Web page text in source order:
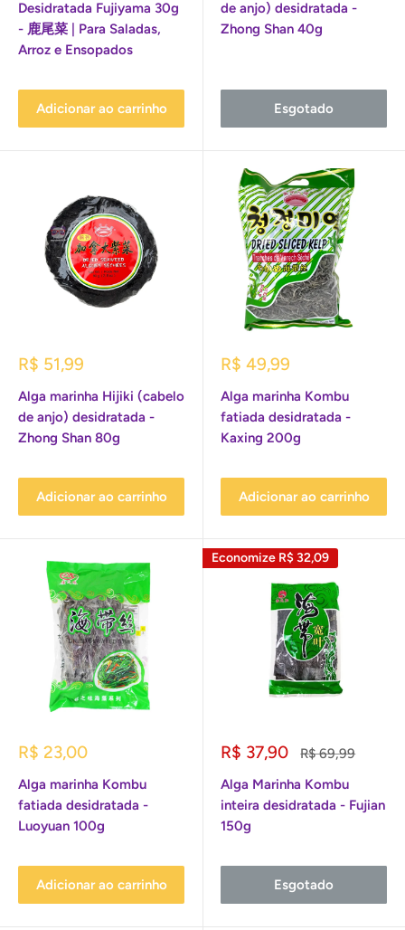
Desidratada Fujiyama 30g
- 鹿尾菜 | Para Saladas,
Arroz e Ensopados
Adicionar ao carrinho
de anjo) desidratada -
Zhong Shan 40g
Esgotado
Preço
R$ 51,99
Alga marinha Hijiki (cabelo
de anjo) desidratada -
Zhong Shan 80g
Adicionar ao carrinho
Preço
R$ 49,99
Alga marinha Kombu
fatiada desidratada -
Kaxing 200g
Adicionar ao carrinho
Preço
R$ 23,00
Alga marinha Kombu
fatiada desidratada -
Luoyuan 100g
Adicionar ao carrinho
Economize R$ 32,09
Preço
R$ 37,90
Preço
R$ 69,99
Alga Marinha Kombu
inteira desidratada - Fujian
150g
Esgotado